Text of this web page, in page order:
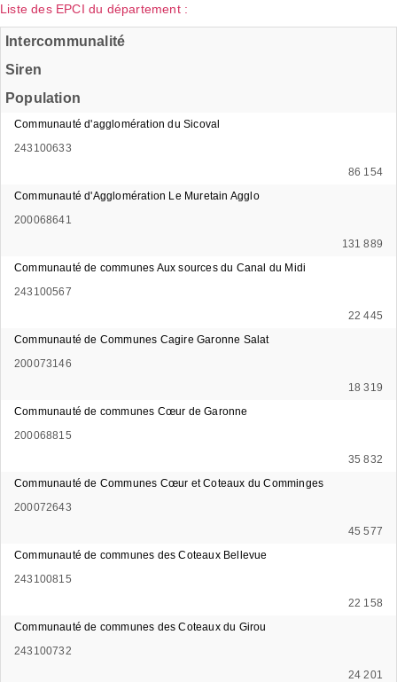
Liste des EPCI du département :
Intercommunalité
Siren
Population
Communauté d'agglomération du Sicoval
243100633
86 154
Communauté d'Agglomération Le Muretain Agglo
200068641
131 889
Communauté de communes Aux sources du Canal du Midi
243100567
22 445
Communauté de Communes Cagire Garonne Salat
200073146
18 319
Communauté de communes Cœur de Garonne
200068815
35 832
Communauté de Communes Cœur et Coteaux du Comminges
200072643
45 577
Communauté de communes des Coteaux Bellevue
243100815
22 158
Communauté de communes des Coteaux du Girou
243100732
24 201